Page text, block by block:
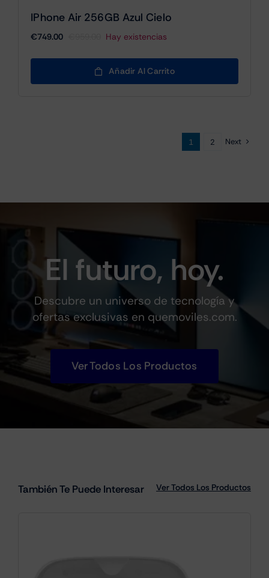
IPhone Air 256GB Azul Cielo
precio
original
era:
€749.00
precio
actual
es:
Hay existencias
Añadir Al Carrito
1 2 Next
El futuro, hoy.
Descubre un universo de tecnología y
ofertas exclusivas en quemoviles.com.
Ver Todos Los Productos
También Te Puede Interesar Ver Todos Los Productos